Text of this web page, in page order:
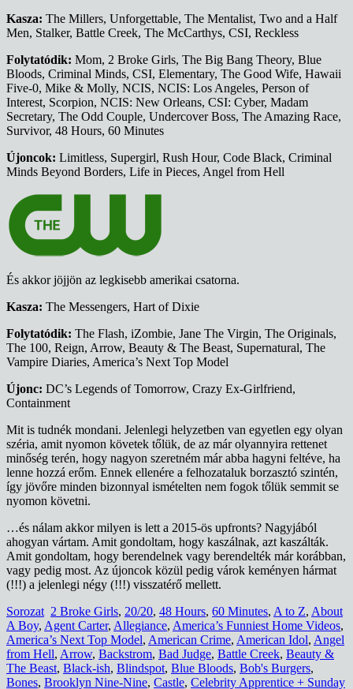
Kasza: The Millers, Unforgettable, The Mentalist, Two and a Half
Men, Stalker, Battle Creek, The McCarthys, CSI, Reckless
Folytatódik: Mom, 2 Broke Girls, The Big Bang Theory, Blue
Bloods, Criminal Minds, CSI, Elementary, The Good Wife, Hawaii
Five-0, Mike & Molly, NCIS, NCIS: Los Angeles, Person of
Interest, Scorpion, NCIS: New Orleans, CSI: Cyber, Madam
Secretary, The Odd Couple, Undercover Boss, The Amazing Race,
Survivor, 48 Hours, 60 Minutes
Újoncok: Limitless, Supergirl, Rush Hour, Code Black, Criminal
Minds Beyond Borders, Life in Pieces, Angel from Hell
És akkor jöjjön az legkisebb amerikai csatorna.
Kasza: The Messengers, Hart of Dixie
Folytatódik: The Flash, iZombie, Jane The Virgin, The Originals,
The 100, Reign, Arrow, Beauty & The Beast, Supernatural, The
Vampire Diaries, America’s Next Top Model
Újonc: DC’s Legends of Tomorrow, Crazy Ex-Girlfriend,
Containment
Mit is tudnék mondani. Jelenlegi helyzetben van egyetlen egy olyan
széria, amit nyomon követek tőlük, de az már olyannyira rettenet
minőség terén, hogy nagyon szeretném már abba hagyni feltéve, ha
lenne hozzá erőm. Ennek ellenére a felhozataluk borzasztó szintén,
így jövőre minden bizonnyal ismételten nem fogok tőlük semmit se
nyomon követni.
…és nálam akkor milyen is lett a 2015-ös upfronts? Nagyjából
ahogyan vártam. Amit gondoltam, hogy kaszálnak, azt kaszálták.
Amit gondoltam, hogy berendelnek vagy berendelték már korábban,
vagy pedig most. Az újoncok közül pedig várok keményen hármat
(!!!) a jelenlegi négy (!!!) visszatérő mellett.
Sorozat 2 Broke Girls, 20/20, 48 Hours, 60 Minutes, A to Z, About
A Boy, Agent Carter, Allegiance, America’s Funniest Home Videos,
America’s Next Top Model, American Crime, American Idol, Angel
from Hell, Arrow, Backstrom, Bad Judge, Battle Creek, Beauty &
The Beast, Black-ish, Blindspot, Blue Bloods, Bob's Burgers,
Bones, Brooklyn Nine-Nine, Castle, Celebrity Apprentice + Sunday